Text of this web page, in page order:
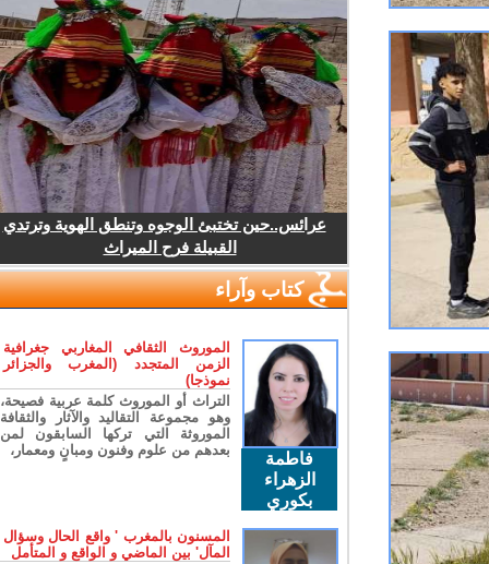
عرائس..حين تختبئ الوجوه وتنطق الهوية وترتدي
القبيلة فرح الميراث
كتاب وآراء
فاطمة
الزهراء
بكوري
الموروث الثقافي المغاربي جغرافية
الزمن المتجدد (المغرب والجزائر
نموذجا)
التراث أو الموروث كلمة عربية فصيحة،
وهو مجموعة التقاليد والآثار والثقافة
الموروثة التي تركها السابقون لمن
بعدهم من علوم وفنون ومبانٍ ومعمار،
المسنون بالمغرب ' واقع الحال وسؤال
المآل' بين الماضي و الواقع و المتأمل